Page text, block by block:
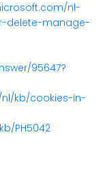
nl-
delete-manage-
95647?
kb/cookies-in-
PH5042